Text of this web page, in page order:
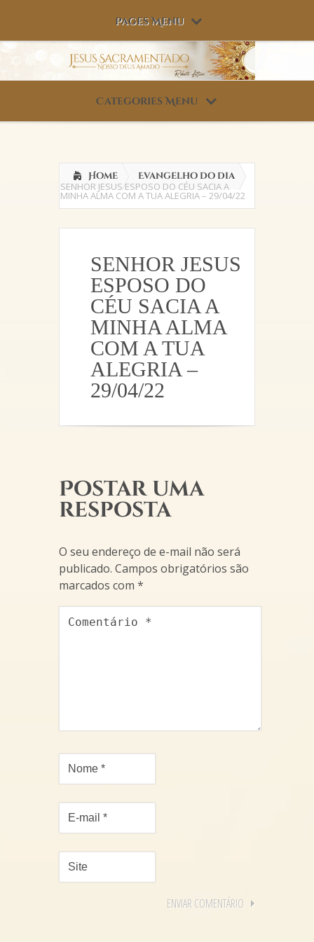
Pages Menu
Categories Menu
Home Evangelho do dia
SENHOR JESUS ESPOSO DO CÉU SACIA A
MINHA ALMA COM A TUA ALEGRIA – 29/04/22
SENHOR JESUS
ESPOSO DO
CÉU SACIA A
MINHA ALMA
COM A TUA
ALEGRIA –
29/04/22
Postar uma
resposta
O seu endereço de e-mail não será
publicado. Campos obrigatórios são
marcados com *